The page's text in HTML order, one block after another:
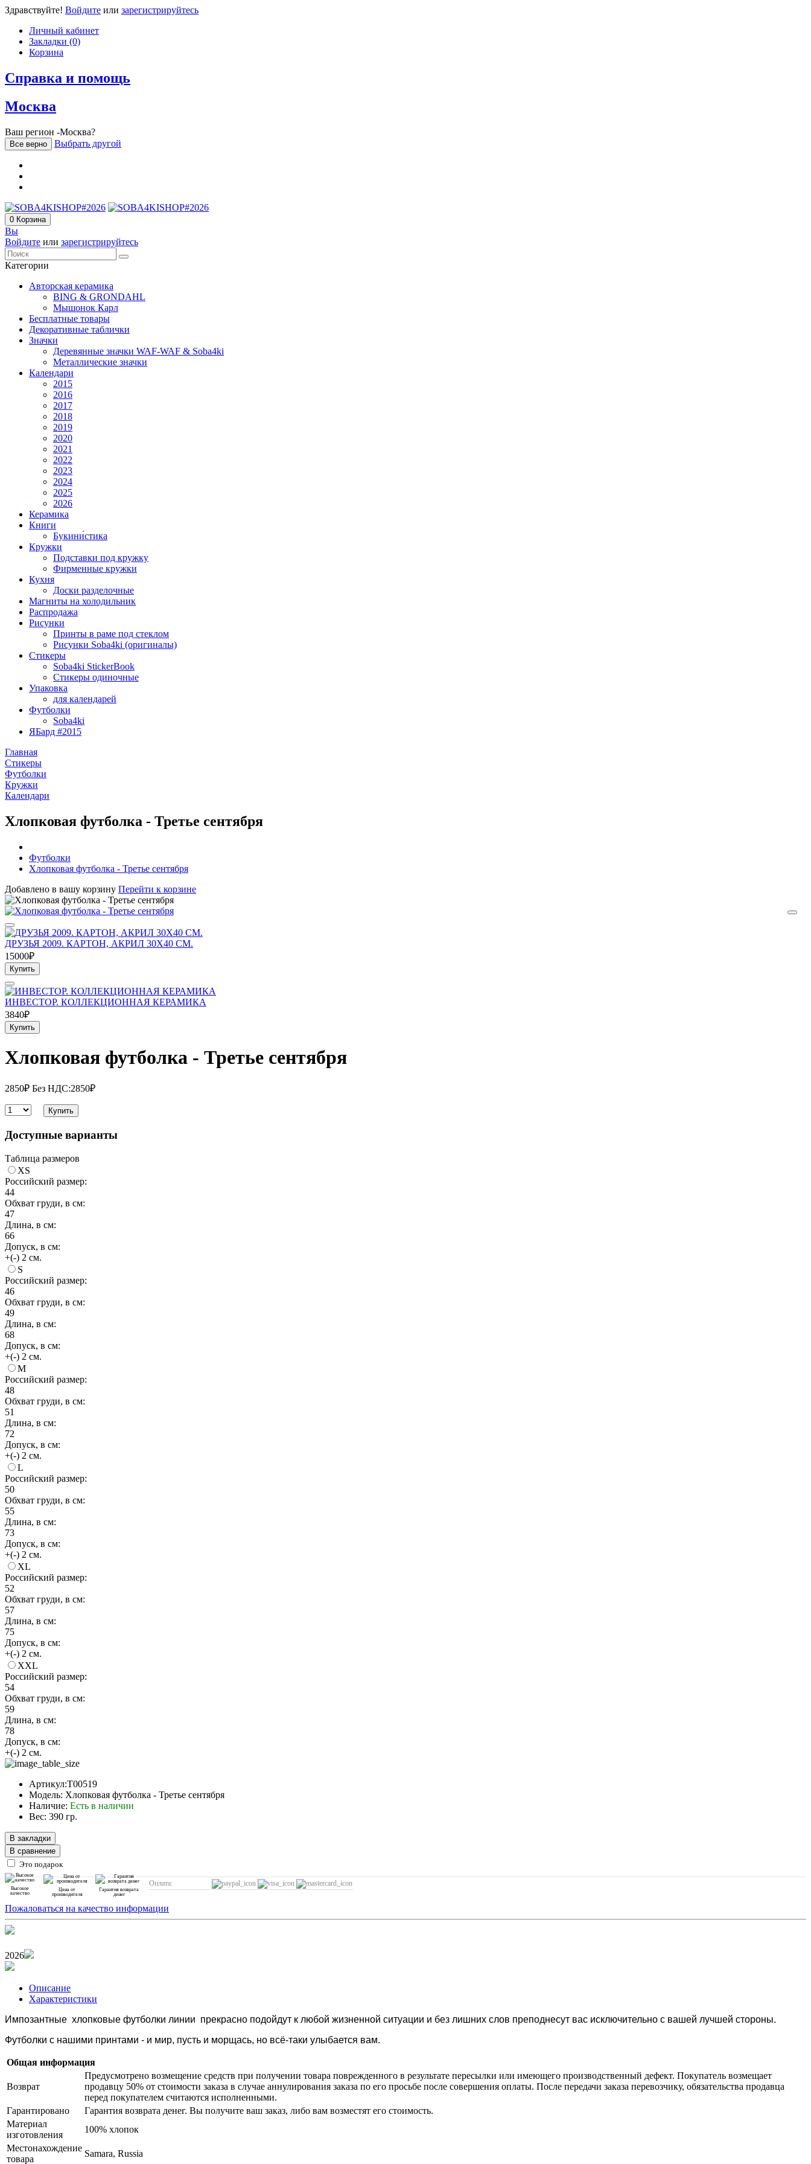
Здравствуйте! Войдите или зарегистрируйтесь
Личный кабинет
Закладки (0)
Корзина
Справка и помощь
Москва
Ваш регион -Москва?
Все верно Выбрать другой
0 Корзина
Вы
Войдите или зарегистрируйтесь
Категории
Авторская керамика
BING & GRONDAHL
Мышонок Карл
Бесплатные товары
Декоративные таблички
Значки
Деревянные значки WAF-WAF & Soba4ki
Металлические значки
Календари
2015
2016
2017
2018
2019
2020
2021
2022
2023
2024
2025
2026
Керамика
Книги
Букини́стика
Кружки
Подставки под кружку
Фирменные кружки
Кухня
Доски разделочные
Магниты на холодильник
Распродажа
Рисунки
Принты в раме под стеклом
Рисунки Soba4ki (оригиналы)
Стикеры
Soba4ki StickerBook
Стикеры одиночные
Упаковка
для календарей
Футболки
Soba4ki
ЯБард #2015
Главная
Стикеры
Футболки
Кружки
Календари
Хлопковая футболка - Третье сентября
Футболки
Хлопковая футболка - Третье сентября
Добавлено в вашу корзину Перейти к корзине
ДРУЗЬЯ 2009. КАРТОН, АКРИЛ 30Х40 СМ.
15000₽
Купить
ИНВЕСТОР. КОЛЛЕКЦИОННАЯ КЕРАМИКА
3840₽
Купить
Хлопковая футболка - Третье сентября
2850₽ Без НДС:2850₽
Купить
Доступные варианты
Таблица размеров
XS
Российский размер:
44
Обхват груди, в см:
47
Длина, в см:
66
Допуск, в см:
+(-) 2 см.
S
Российский размер:
46
Обхват груди, в см:
49
Длина, в см:
68
Допуск, в см:
+(-) 2 см.
M
Российский размер:
48
Обхват груди, в см:
51
Длина, в см:
72
Допуск, в см:
+(-) 2 см.
L
Российский размер:
50
Обхват груди, в см:
55
Длина, в см:
73
Допуск, в см:
+(-) 2 см.
XL
Российский размер:
52
Обхват груди, в см:
57
Длина, в см:
75
Допуск, в см:
+(-) 2 см.
XXL
Российский размер:
54
Обхват груди, в см:
59
Длина, в см:
78
Допуск, в см:
+(-) 2 см.
Артикул:T00519
Модель: Хлопковая футболка - Третье сентября
Наличие: Есть в наличии
Вес: 390 гр.
В закладки
В сравнение
Это подарок
Высокое
качество
Цена от
производителя
Гарантия возврата
денег
Оплата:
Пожаловаться на качество информации
2026
Описание
Характеристики
Импозантные хлопковые футболки линии прекрасно подойдут к любой жизненной ситуации и без лишних слов преподнесут вас исключительно с вашей лучшей стороны.
Футболки с нашими принтами - и мир, пусть и морщась, но всё-таки улыбается вам.
Общая информация
Возврат
Предусмотрено возмещение средств при получении товара поврежденного в результате пересылки или имеющего производственный дефект. Покупатель возмещает
продавцу 50% от стоимости заказа в случае аннулирования заказа по его просьбе после совершения оплаты. После передачи заказа перевозчику, обязательства продавца
перед покупателем считаются исполненными.
Гарантировано
Гарантия возврата денег. Вы получите ваш заказ, либо вам возместят его стоимость.
Материал
изготовления
100% хлопок
Местонахождение
товара
Samara, Russia